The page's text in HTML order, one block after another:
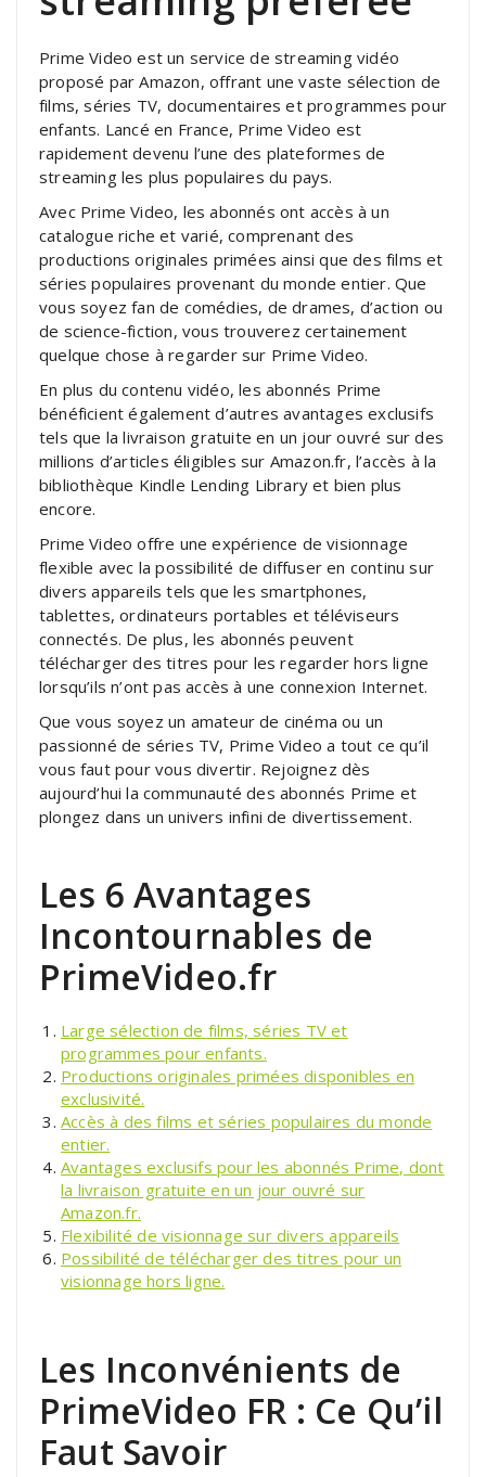
Prime Video est un service de streaming vidéo
proposé par Amazon, offrant une vaste sélection de
films, séries TV, documentaires et programmes pour
enfants. Lancé en France, Prime Video est
rapidement devenu l’une des plateformes de
streaming les plus populaires du pays.
Avec Prime Video, les abonnés ont accès à un
catalogue riche et varié, comprenant des
productions originales primées ainsi que des films et
séries populaires provenant du monde entier. Que
vous soyez fan de comédies, de drames, d’action ou
de science-fiction, vous trouverez certainement
quelque chose à regarder sur Prime Video.
En plus du contenu vidéo, les abonnés Prime
bénéficient également d’autres avantages exclusifs
tels que la livraison gratuite en un jour ouvré sur des
millions d’articles éligibles sur Amazon.fr, l’accès à la
bibliothèque Kindle Lending Library et bien plus
encore.
Prime Video offre une expérience de visionnage
flexible avec la possibilité de diffuser en continu sur
divers appareils tels que les smartphones,
tablettes, ordinateurs portables et téléviseurs
connectés. De plus, les abonnés peuvent
télécharger des titres pour les regarder hors ligne
lorsqu’ils n’ont pas accès à une connexion Internet.
Que vous soyez un amateur de cinéma ou un
passionné de séries TV, Prime Video a tout ce qu’il
vous faut pour vous divertir. Rejoignez dès
aujourd’hui la communauté des abonnés Prime et
plongez dans un univers infini de divertissement.
Les 6 Avantages
Incontournables de
PrimeVideo.fr
Large sélection de films, séries TV et
programmes pour enfants.
Productions originales primées disponibles en
exclusivité.
Accès à des films et séries populaires du monde
entier.
Avantages exclusifs pour les abonnés Prime, dont
la livraison gratuite en un jour ouvré sur
Amazon.fr.
Flexibilité de visionnage sur divers appareils
Possibilité de télécharger des titres pour un
visionnage hors ligne.
Les Inconvénients de
PrimeVideo FR : Ce Qu’il
Faut Savoir